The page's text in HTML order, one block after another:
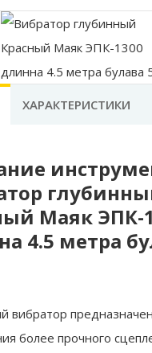
ХАРАКТЕРИСТИКИ
Маяк ЭПК-
4.5 метра
вибратор
более прочного